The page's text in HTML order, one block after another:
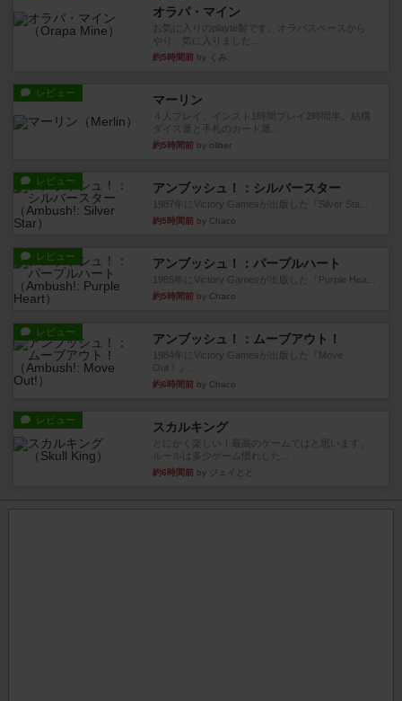
オラパ・マイン
お気に入りのplayte製です。オラパスペースから
やり、気に入りました...
約5時間前 by くみ
レビュー マーリン
４人プレイ。インスト1時間プレイ2時間半。結構
ダイス運と手札のカード運...
約5時間前 by oliber
レビュー アンブッシュ！：シルバースター
1987年にVictory Gamesが出版した『Silver Sta...
約5時間前 by Chaco
レビュー アンブッシュ！：パープルハート
1985年にVictory Gamesが出版した『Purple Hea...
約5時間前 by Chaco
レビュー アンブッシュ！：ムーブアウト！
1984年にVictory Gamesが出版した『Move
Out！』...
約6時間前 by Chaco
レビュー スカルキング
とにかく楽しい！最高のゲームではと思います。
ルールは多少ゲーム慣れした...
約6時間前 by ジェイとと